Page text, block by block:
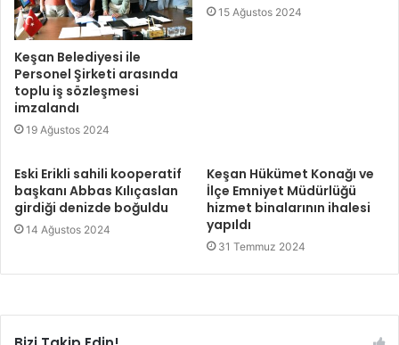
Keşan Belediyesi ile
Personel Şirketi arasında
toplu iş sözleşmesi
imzalandı
19 Ağustos 2024
15 Ağustos 2024
Eski Erikli sahili kooperatif
başkanı Abbas Kılıçaslan
girdiği denizde boğuldu
14 Ağustos 2024
Keşan Hükümet Konağı ve
İlçe Emniyet Müdürlüğü
hizmet binalarının ihalesi
yapıldı
31 Temmuz 2024